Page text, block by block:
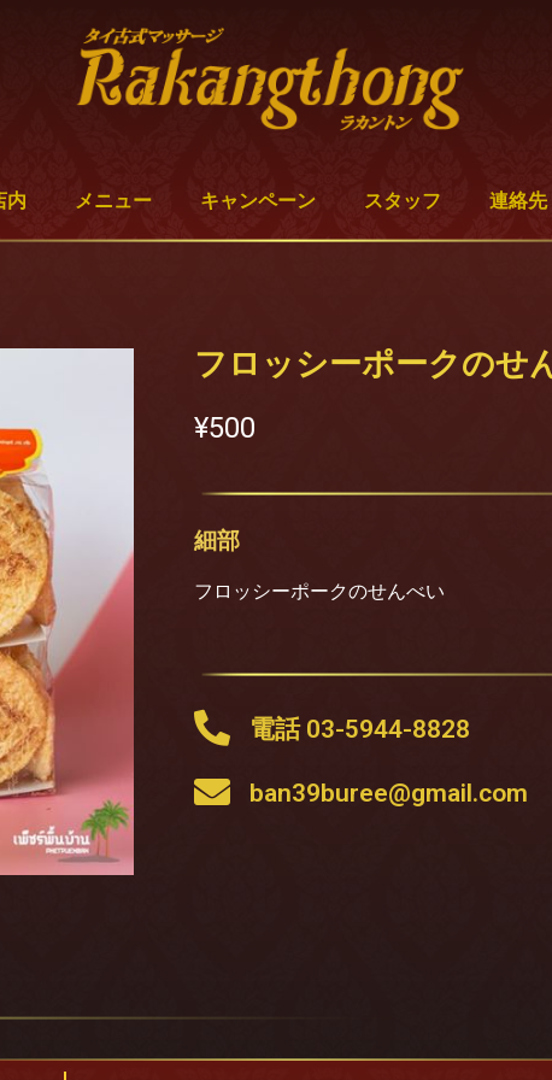
内 メニュー キャンペーン スタッフ 連絡先
フロッシーポークのせ
¥‎500
細部
フロッシーポークのせんべい
電話 03-5944-8828
ban39buree@gmail.com